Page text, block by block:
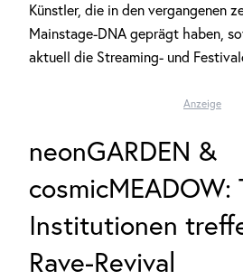
Künstler, die in den vergangenen
Mainstage-DNA geprägt haben,
aktuell die Streaming- und
Anzeige
neonGARDEN &
cosmicMEADOW:
Institutionen
Rave-Revival